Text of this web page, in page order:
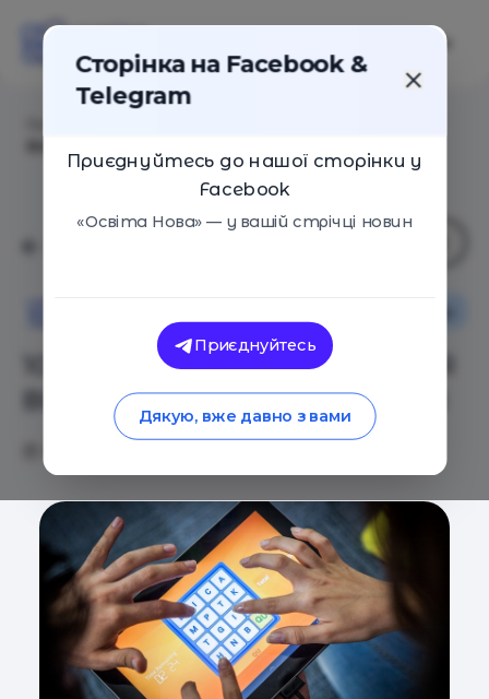
10 МОБІЛЬНИХ ДОДАТКІВ ДЛЯ
ВИВЧЕННЯ ІНОЗЕМНОЇ МОВИ
Сторінка на Facebook &
Telegram
Приєднуйтесь до нашої сторінки у
Facebook
«Освіта Нова» — у вашій стрічці новин
Приєднуйтесь
Дякую, вже давно з вами